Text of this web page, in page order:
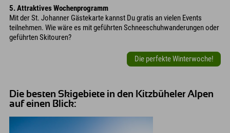
5. Attraktives Wochenprogramm
Mit der St. Johanner Gästekarte kannst Du gratis an vielen Events
teilnehmen. Wie wäre es mit geführten Schneeschuhwanderungen oder
geführten Skitouren?
Die perfekte Winterwoche!
Die besten Skigebiete in den Kitzbüheler Alpen
auf einen Blick: